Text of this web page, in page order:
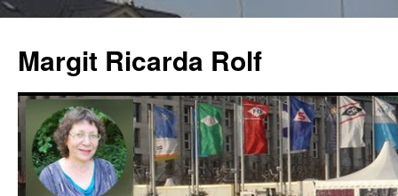
springen
Margit Ricarda Rolf